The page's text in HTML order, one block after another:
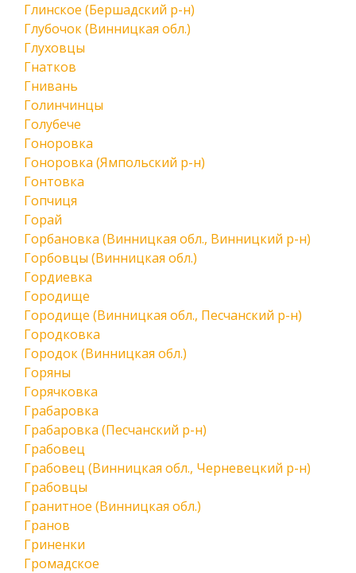
Глинское (Бершадский р-н)
Глубочок (Винницкая обл.)
Глуховцы
Гнатков
Гнивань
Голинчинцы
Голубече
Гоноровка
Гоноровка (Ямпольский р-н)
Гонтовка
Гопчиця
Горай
Горбановка (Винницкая обл., Винницкий р-н)
Горбовцы (Винницкая обл.)
Гордиевка
Городище
Городище (Винницкая обл., Песчанский р-н)
Городковка
Городок (Винницкая обл.)
Горяны
Горячковка
Грабаровка
Грабаровка (Песчанский р-н)
Грабовец
Грабовец (Винницкая обл., Черневецкий р-н)
Грабовцы
Гранитное (Винницкая обл.)
Гранов
Гриненки
Громадское